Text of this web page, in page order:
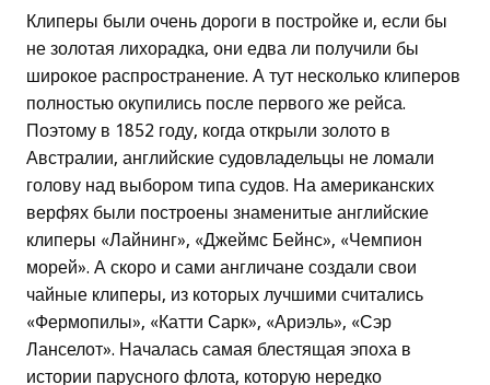
Клиперы были очень дороги в постройке и, если бы
не золотая лихорадка, они едва ли получили бы
широкое распространение. А тут несколько клиперов
полностью окупились после первого же рейса.
Поэтому в 1852 году, когда открыли золото в
Австралии, английские судовладельцы не ломали
голову над выбором типа судов. На американских
верфях были построены знаменитые английские
клиперы «Лайнинг», «Джеймс Бейнс», «Чемпион
морей». А скоро и сами англичане создали свои
чайные клиперы, из которых лучшими считались
«Фермопилы», «Катти Сарк», «Ариэль», «Сэр
Ланселот». Началась самая блестящая эпоха в
истории парусного флота, которую нередко